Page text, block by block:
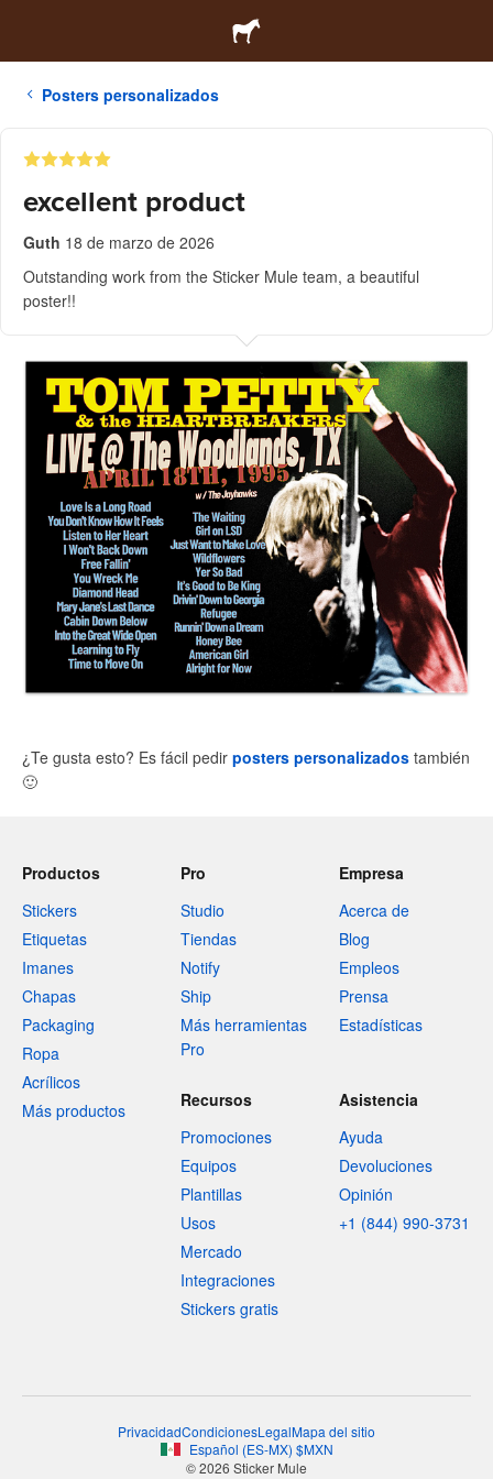
Posters personalizados
excellent product
Guth 18 de marzo de 2026
Outstanding work from the Sticker Mule team, a beautiful
poster!!
¿Te gusta esto? Es fácil pedir posters personalizados también
🙂
Productos
Stickers
Etiquetas
Imanes
Chapas
Packaging
Ropa
Acrílicos
Más productos
Pro
Studio
Tiendas
Notify
Ship
Más herramientas
Pro
Empresa
Acerca de
Blog
Empleos
Prensa
Estadísticas
Recursos
Promociones
Equipos
Plantillas
Usos
Mercado
Integraciones
Stickers gratis
Asistencia
Ayuda
Devoluciones
Opinión
+1 (844) 990-3731
PrivacidadCondicionesLegalMapa del sitio
Español (ES-MX) $MXN
© 2026 Sticker Mule